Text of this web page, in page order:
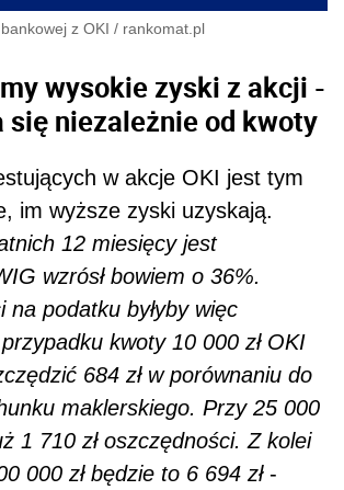
z OKI / rankomat.pl
wysokie zyski z akcji -
się niezależnie od kwoty
w akcje OKI jest tym
im wyższe zyski uzyskają.
12 miesięcy jest
wzrósł bowiem o 36%.
na podatku byłyby więc
kwoty 10 000 zł OKI
684 zł w porównaniu do
maklerskiego. Przy 25 000
1 710 zł oszczędności. Z kolei
000 zł będzie to 6 694 zł -